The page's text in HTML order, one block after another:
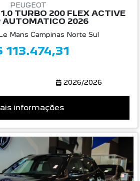
PEUGEOT
TURBO 200 FLEX ACTIVE
AUTOMATICO 2026
Mans Campinas Norte Sul
113.474,31
2026/2026
informações